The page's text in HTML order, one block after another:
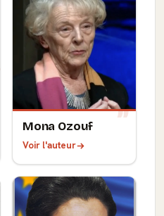
Mona Ozouf
Voir l'auteur